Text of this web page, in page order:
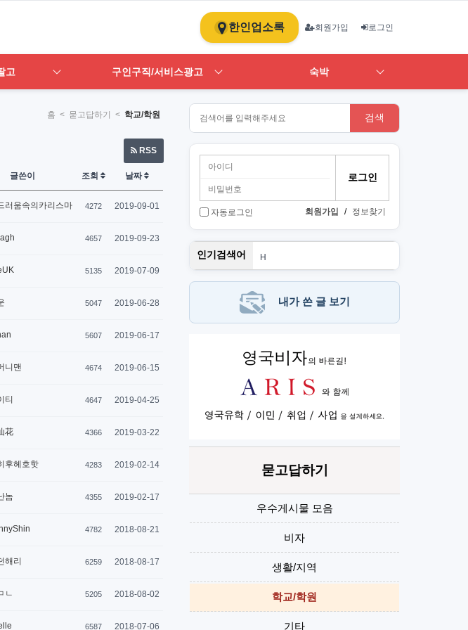
한인업소록 회원가입 로그인
고 구인구직/서비스광고 숙박
홈 < 묻고답하기 < 학교/학원
RSS
글쓴이 조회 날짜
러움속의카리스마 4272 2019-09-01
4657 2019-09-23
5135 2019-07-09
5047 2019-06-28
5607 2019-06-17
니맨 4674 2019-06-15
티 4647 2019-04-25
花 4366 2019-03-22
후헤호핫 4283 2019-02-14
놈 4355 2019-02-17
4782 2018-08-21
해리 6259 2018-08-17
ㄴ 5205 2018-08-02
6587 2018-07-06
검색
자동로그인 회원가입 / 정보찾기
인기검색어
H
1
뉴몰
PT
내가 쓴 글 보기
묻고답하기
우수게시물 모음
비자
생활/지역
학교/학원
기타